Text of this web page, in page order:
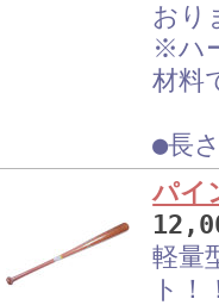
おり
※ハ
材料
●長
パ
軽量
ト！